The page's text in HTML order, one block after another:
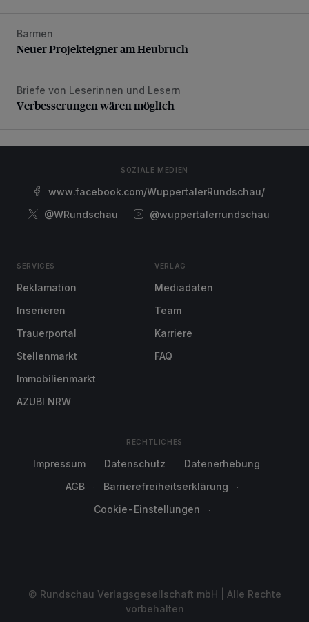
Neuer Projekteigner am Heubruch
Barmen
Neuer Projekteigner am Heubruch
Verbesserungen wären möglich
Briefe von Leserinnen und Lesern
Verbesserungen wären möglich
SOZIALE MEDIEN
www.facebook.com/WuppertalerRundschau/
@WRundschau
@wuppertalerrundschau
SERVICES
Reklamation
Inserieren
Trauerportal
Stellenmarkt
Immobilienmarkt
AZUBI NRW
VERLAG
Mediadaten
Team
Karriere
FAQ
RECHTLICHES
Impressum Datenschutz
Datenerhebung
AGB
Barrierefreiheitserklärung
Cookie-Einstellungen
© Rundschau Verlagsgesellschaft mbH | Alle Rechte
vorbehalten